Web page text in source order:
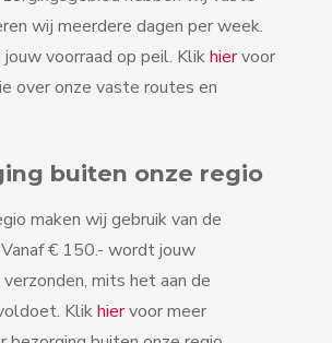
wij meerdere dagen per week.
voorraad op peil. Klikhiervoor
over onze vaste routes en
buiten onze regio
maken wij gebruik van de
€ 150.- wordt jouw
verzonden, mits het aan de
Klikhiervoor meer